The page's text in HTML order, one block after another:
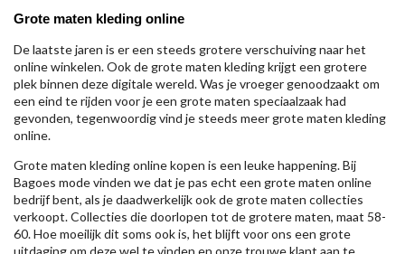
Grote maten kleding online
De laatste jaren is er een steeds grotere verschuiving naar het
online winkelen. Ook de grote maten kleding krijgt een grotere
plek binnen deze digitale wereld. Was je vroeger genoodzaakt om
een eind te rijden voor je een grote maten speciaalzaak had
gevonden, tegenwoordig vind je steeds meer grote maten kleding
online.
Grote maten kleding online kopen is een leuke happening. Bij
Bagoes mode vinden we dat je pas echt een grote maten online
bedrijf bent, als je daadwerkelijk ook de grote maten collecties
verkoopt. Collecties die doorlopen tot de grotere maten, maat 58-
60. Hoe moeilijk dit soms ook is, het blijft voor ons een grote
uitdaging om deze wel te vinden en onze trouwe klant aan te